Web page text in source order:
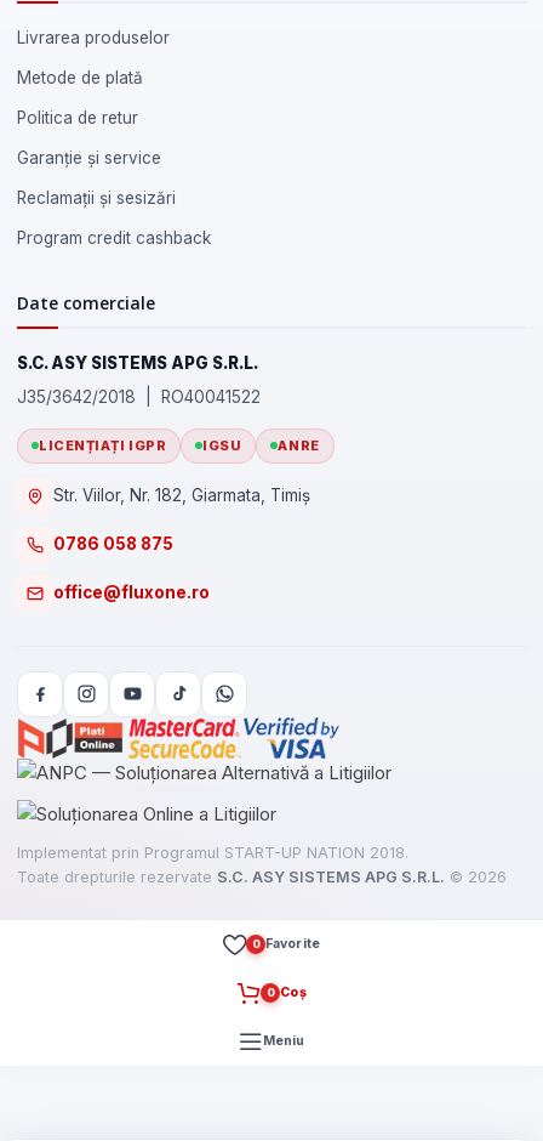
Livrarea produselor
Metode de plată
Politica de retur
Garanție și service
Reclamații și sesizări
Program credit cashback
Date comerciale
S.C. ASY SISTEMS APG S.R.L.
J35/3642/2018 | RO40041522
LICENȚIAȚI IGPR IGSU ANRE
Str. Viilor, Nr. 182, Giarmata, Timiș
0786 058 875
office@fluxone.ro
Implementat prin Programul START-UP NATION 2018.
Toate drepturile rezervate S.C. ASY SISTEMS APG S.R.L. © 2026
0 Favorite
0 Coș
Meniu